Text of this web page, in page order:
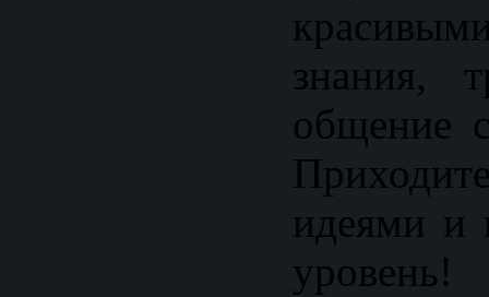
знания,
общение
идеями и
уровень!